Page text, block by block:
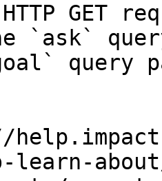
GET
`ask`
query
learn-